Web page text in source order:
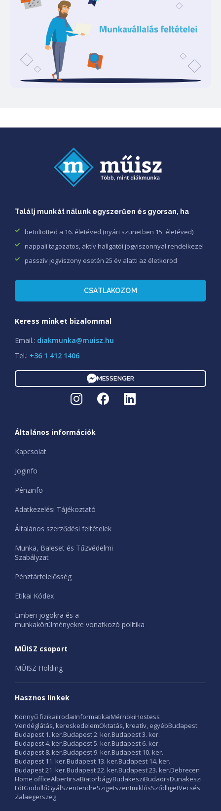
Találj munkát nálunk egyszerűen és gyorsan, ha
betöltötted a 16. életéved (nyári szünetben 15. életéved)
nappali tagozatos, aktív hallgatói jogviszonnyal rendelkezel
passzív jogviszony esetén 25 év alatti az életkorod
CSATLAKOZOM
Keress minket bizalommal
Email.: diakmunka@muisz.hu
Tel.: +36 1 412 1406
MESSENGER
Általános információk
Kapcsolat
Joginfo
Pénzinfo
Adatkezelési Tájékoztató
Általános szerződési feltételek
Munka, Baleset és Tűzvédelmi
Szabályzat
Pénztárfelelősség
Etikai Kódex
Emberi jogokra és a
munkakörülményekre vonatkozó politika
MŰISZ csoport
MŰISZ Holding
Hasznos linkek
Könnyű fizikaiIrodaiInformatikaiMérnökiHostess
Vendéglátás, kereskedelemOktatás, kreatív, egyébBudapest
Budapest 1. ker.Budapest 2. ker.Budapest 3. ker.
Budapest 4. ker.Budapest 5. ker.Budapest 6. ker.
Budapest 8. ker.Budapest 9. ker.Budapest 10. ker.
Budapest 11. ker.Budapest 13. ker.Budapest 14. ker.
Budapest 21. ker.Budapest 22. ker.Budapest 23. ker.Debrecen
Home officeAlbertirsaBiatorbágyBudakesziBudaörsDunakeszi
FótGödöllőGyálSzentendreSzigetszentmiklósSződligetVecsés
Zalaegerszeg